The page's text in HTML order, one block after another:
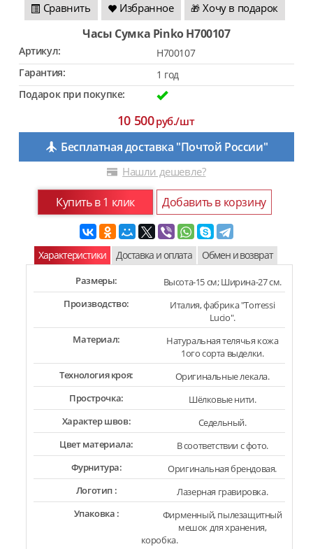
Сравнить Избранное 🎁 Хочу в подарок
Часы Сумка Pinko H700107
Артикул:
H700107
Гарантия:
1 год
Подарок при покупке:
10 500руб./шт
Бесплатная доставка "Почтой России"
Нашли дешевле?
Купить в 1 клик Добавить в корзину
Характеристики Доставка и оплата Обмен и возврат
Размеры:
Высота-15 см; Ширина-27 см.
Производство:
Италия, фабрика "Torressi
Lucio".
Материал:
Натуральная телячья кожа
1ого сорта выделки.
Технология кроя:
Оригинальные лекала.
Прострочка:
Шёлковые нити.
Характер швов:
Седельный.
Цвет материала:
В соответствии с фото.
Фурнитура:
Оригинальная брендовая.
Логотип :
Лазерная гравировка.
Упаковка :
Фирменный, пылезащитный
мешок для хранения,
коробка.